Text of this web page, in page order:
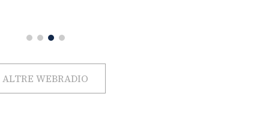
ALTRE WEBRADIO